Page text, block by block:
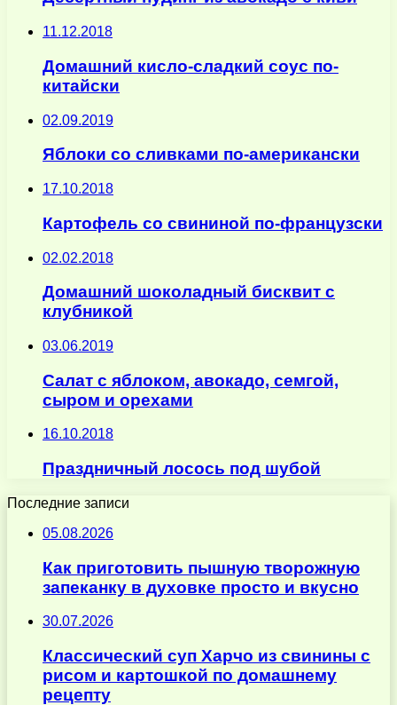
11.12.2018
Домашний кисло-сладкий соус по-
китайски
02.09.2019
Яблоки со сливками по-американски
17.10.2018
Картофель со свининой по-французски
02.02.2018
Домашний шоколадный бисквит с
клубникой
03.06.2019
Салат с яблоком, авокадо, семгой,
сыром и орехами
16.10.2018
Праздничный лосось под шубой
Последние записи
05.08.2026
Как приготовить пышную творожную
запеканку в духовке просто и вкусно
30.07.2026
Классический суп Харчо из свинины с
рисом и картошкой по домашнему
рецепту